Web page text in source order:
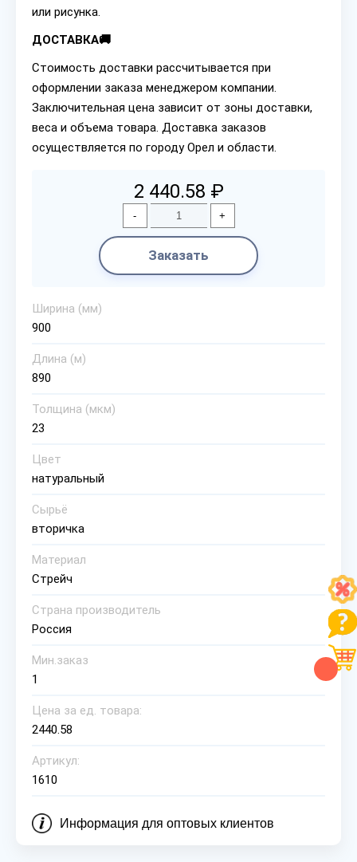
или рисунка.
ДОСТАВКА🚚
Стоимость доставки рассчитывается при
оформлении заказа менеджером компании.
Заключительная цена зависит от зоны доставки,
веса и объема товара. Доставка заказов
осуществляется по городу Орел и области.
2 440.58 ₽
- +
Заказать
Ширина (мм)
900
Длина (м)
890
Толщина (мкм)
23
Цвет
натуральный
Сырьё
вторичка
Материал
Стрейч
Страна производитель
Россия
Мин.заказ
1
Цена за ед. товара:
2440.58
Артикул:
1610
Информация для оптовых клиентов